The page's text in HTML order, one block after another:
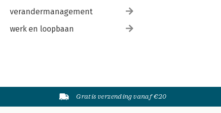
verandermanagement
werk en loopbaan
Gratis verzending vanaf €20